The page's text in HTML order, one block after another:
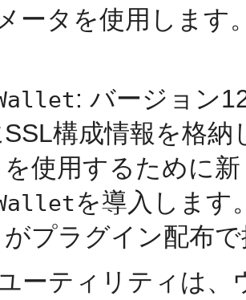
ータを使用します
: バージョン
SSL構成情報を格
を使用するために
を導入します
がプラグイン配布
ーティリティは、